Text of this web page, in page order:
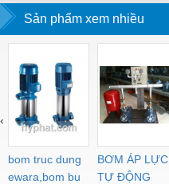
Sản phẩm xem nhiều
bom truc dung
ewara,bom bu
BƠM ÁP LỰC
TỰ ĐỘNG
‹